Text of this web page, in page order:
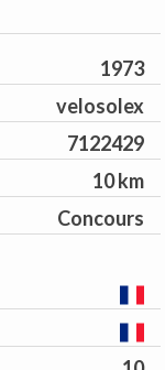
1973
velosolex
7122429
10 km
Concours